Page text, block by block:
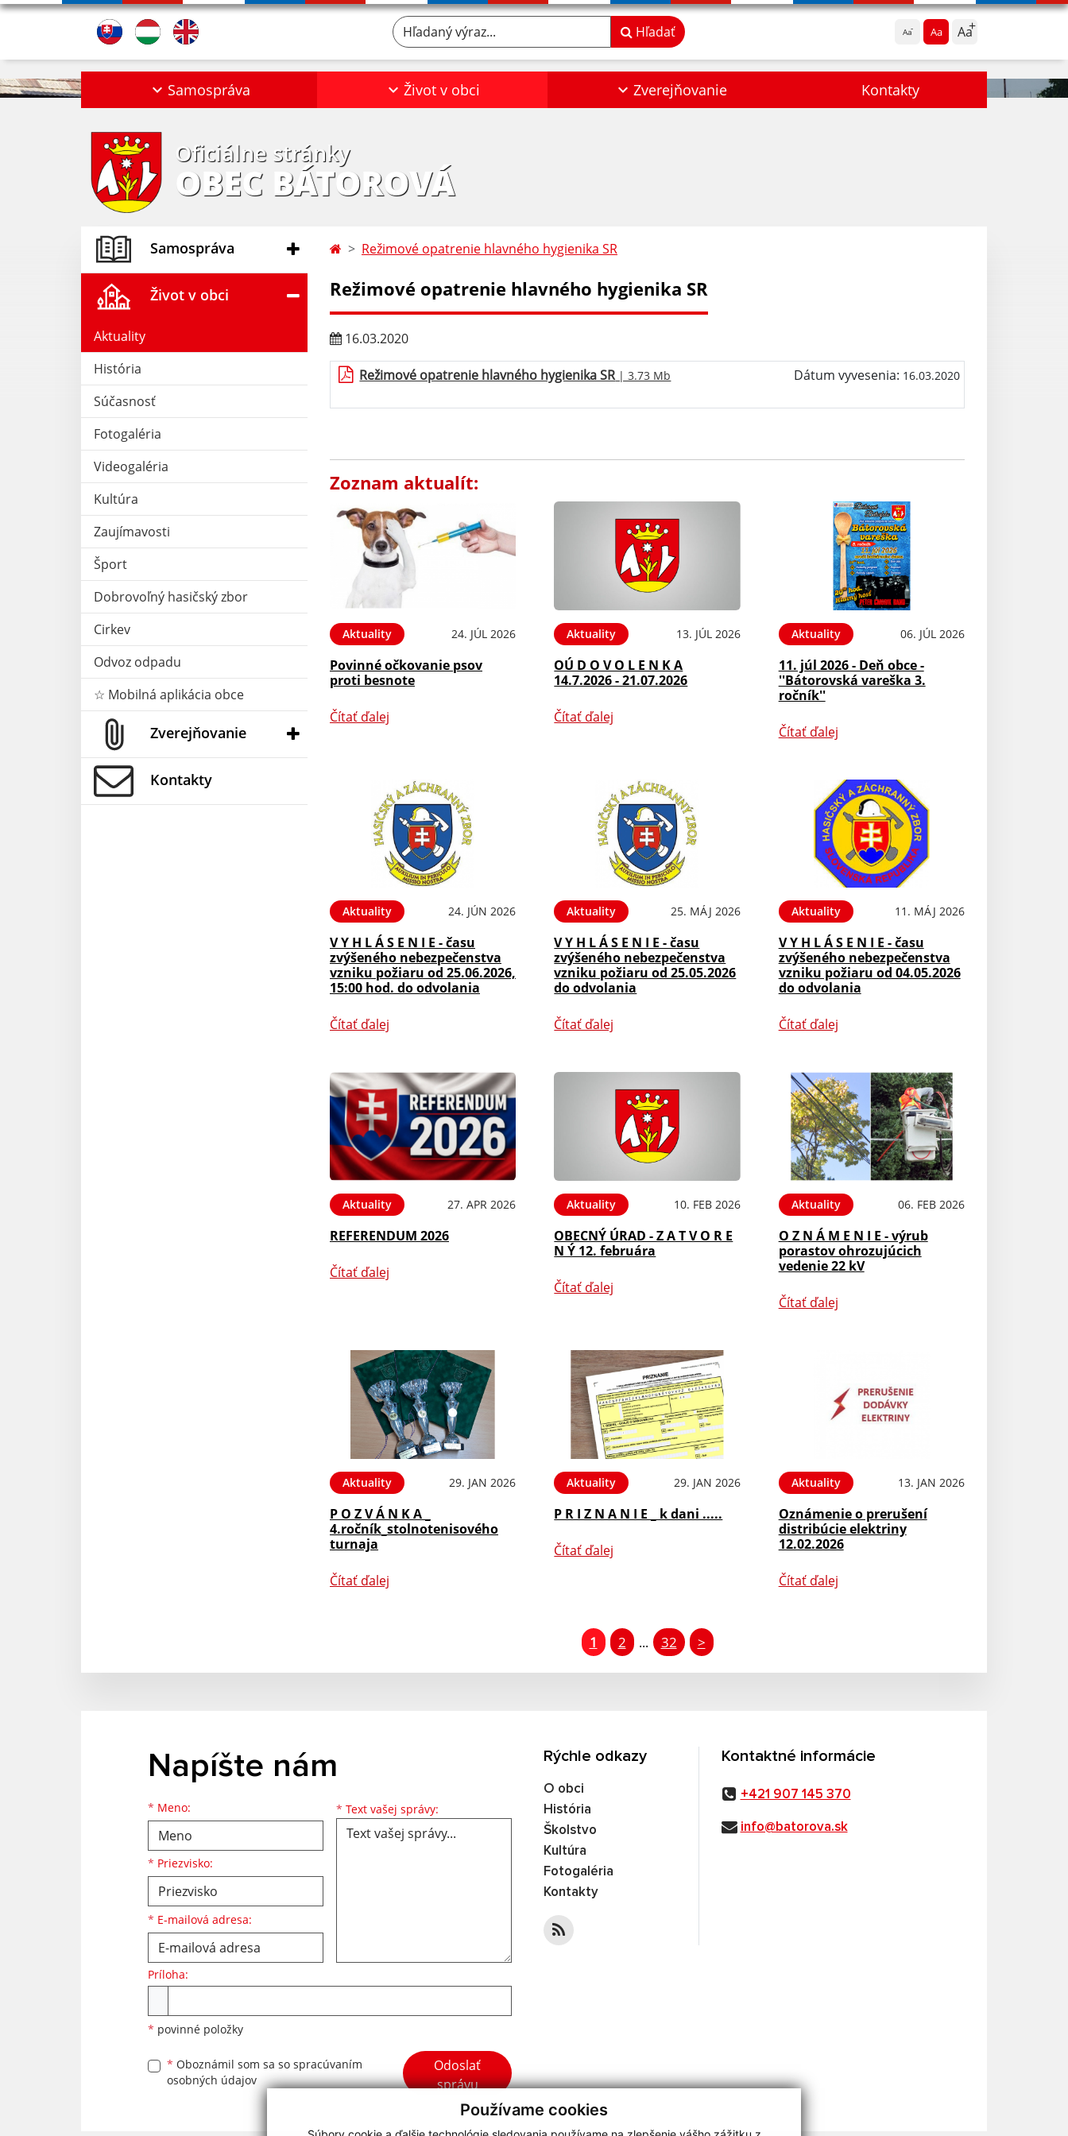
Používame cookies
Aa Aa Aa
Hľadaný výraz... Hľadať
Samospráva Život v obci Zverejňovanie Kontakty
Oficiálne stránky
OBEC BÁTOROVÁ
Samospráva
Život v obci
Aktuality
História
Súčasnosť
Fotogaléria
Videogaléria
Kultúra
Zaujímavosti
Šport
Dobrovoľný hasičský zbor
Cirkev
Odvoz odpadu
☆ Mobilná aplikácia obce
Zverejňovanie
Kontakty
Režimové opatrenie hlavného hygienika SR
Režimové opatrenie hlavného hygienika SR
16.03.2020
Režimové opatrenie hlavného hygienika SR| 3.73 Mb Dátum vyvesenia: 16.03.2020
Zoznam aktualít:
Aktuality 24. JÚL 2026
Povinné očkovanie psov
proti besnote
Čítať ďalej
Aktuality 13. JÚL 2026
OÚ D O V O L E N K A
14.7.2026 - 21.07.2026
Čítať ďalej
Aktuality 06. JÚL 2026
11. júl 2026 - Deň obce -
''Bátorovská vareška 3.
ročník''
Čítať ďalej
Aktuality 24. JÚN 2026
V Y H L Á S E N I E - času
zvýšeného nebezpečenstva
vzniku požiaru od 25.06.2026,
15:00 hod. do odvolania
Čítať ďalej
Aktuality 25. MÁJ 2026
V Y H L Á S E N I E - času
zvýšeného nebezpečenstva
vzniku požiaru od 25.05.2026
do odvolania
Čítať ďalej
Aktuality 11. MÁJ 2026
V Y H L Á S E N I E - času
zvýšeného nebezpečenstva
vzniku požiaru od 04.05.2026
do odvolania
Čítať ďalej
Aktuality 27. APR 2026
REFERENDUM 2026
Čítať ďalej
Aktuality 10. FEB 2026
OBECNÝ ÚRAD - Z A T V O R E
N Ý 12. februára
Čítať ďalej
Aktuality 06. FEB 2026
O Z N Á M E N I E - výrub
porastov ohrozujúcich
vedenie 22 kV
Čítať ďalej
Aktuality 29. JAN 2026
P O Z V Á N K A _
4.ročník_stolnotenisového
turnaja
Čítať ďalej
Aktuality 29. JAN 2026
P R I Z N A N I E _ k dani .....
Čítať ďalej
Aktuality 13. JAN 2026
Oznámenie o prerušení
distribúcie elektriny
12.02.2026
Čítať ďalej
1 2 ... 32 >
Napíšte nám
* Meno:
Meno
* Priezvisko:
Priezvisko
* E-mailová adresa:
E-mailová adresa * Text vašej správy: Text vašej správy...
Príloha:
* povinné položky
* Oboznámil som sa so spracúvaním
osobných údajov
Google reCaptcha Response
Odoslať
správu
Rýchle odkazy
O obci
História
Školstvo
Kultúra
Fotogaléria
Kontakty
Kontaktné informácie
+421 907 145 370
info@batorova.sk